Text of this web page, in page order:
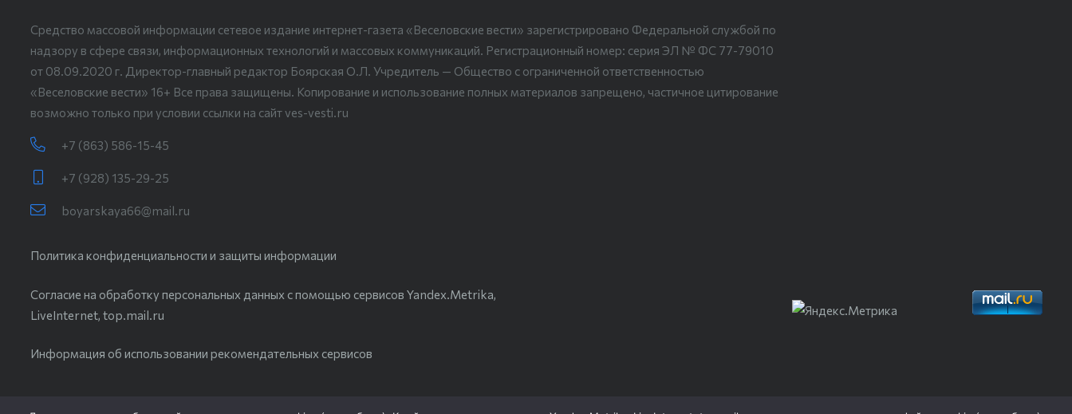
Средство массовой информации сетевое издание интернет-газета «Веселовские вести» зарегистрировано Федеральной службой по
надзору в сфере связи, информационных технологий и массовых коммуникаций. Регистрационный номер: серия ЭЛ № ФС 77-79010
от 08.09.2020 г. Директор-главный редактор Боярская О.Л. Учредитель — Общество с ограниченной ответственностью
«Веселовские вести» 16+ Все права защищены. Копирование и использование полных материалов запрещено, частичное цитирование
возможно только при условии ссылки на сайт ves-vesti.ru
+7 (863) 586-15-45
+7 (928) 135-29-25
boyarskaya66@mail.ru
Политика конфиденциальности и защиты информации
Согласие на обработку персональных данных с помощью сервисов Yandex.Metrika,
LiveInternet, top.mail.ru
Информация об использовании рекомендательных сервисов